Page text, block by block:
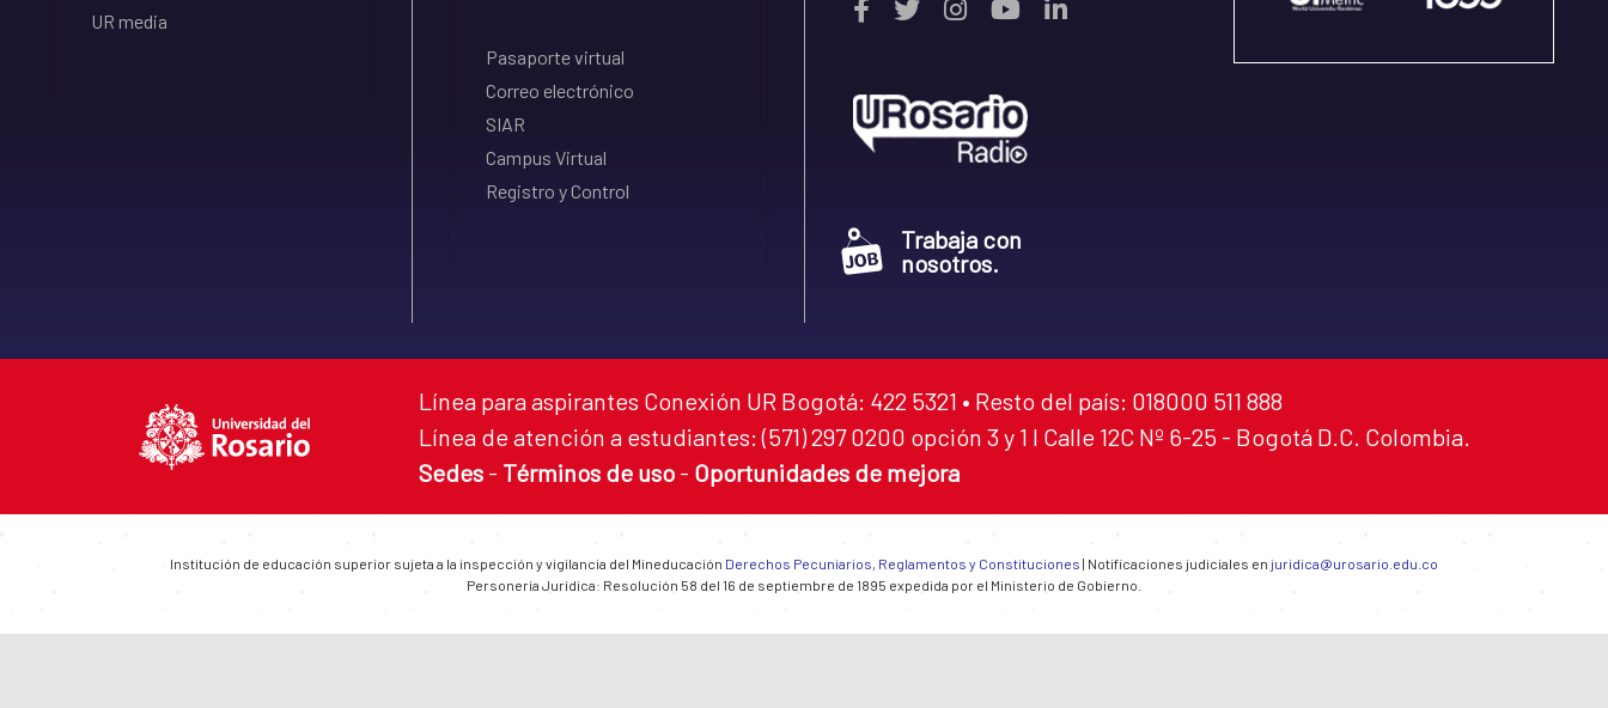
UR media
Pasaporte virtual
Correo electrónico
SIAR
Campus Virtual
Registro y Control
Trabaja con
nosotros.
Línea para aspirantes Conexión UR Bogotá: 422 5321 • Resto del país: 018000 511 888
Línea de atención a estudiantes: (571) 297 0200 opción 3 y 1 I Calle 12C Nº 6-25 - Bogotá D.C. Colombia.
Sedes - Términos de uso - Oportunidades de mejora
Institución de educación superior sujeta a la inspección y vigilancia del Mineducación Derechos Pecuniarios, Reglamentos y Constituciones | Notificaciones judiciales en juridica@urosario.edu.co
Personería Jurídica: Resolución 58 del 16 de septiembre de 1895 expedida por el Ministerio de Gobierno.